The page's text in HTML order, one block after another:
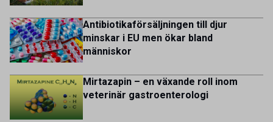
Antibiotikaförsäljningen till djur
minskar i EU men ökar bland
människor
Mirtazapin – en växande roll inom
veterinär gastroenterologi